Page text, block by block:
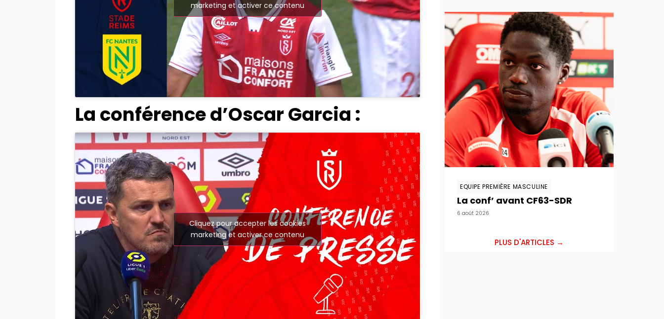
marketing et activer ce contenu
La conférence d’Oscar Garcia :
Cliquez pour accepter les cookies
marketing et activer ce contenu
EQUIPE PREMIÈRE MASCULINE
La conf’ avant CF63-SDR
6 août 2026
PLUS D'ARTICLES →